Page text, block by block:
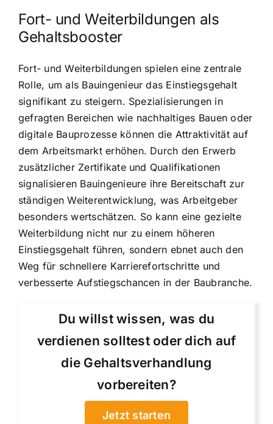
Fort- und Weiterbildungen als
Gehaltsbooster
Fort- und Weiterbildungen spielen eine zentrale
Rolle, um als Bauingenieur das Einstiegsgehalt
signifikant zu steigern. Spezialisierungen in
gefragten Bereichen wie nachhaltiges Bauen oder
digitale Bauprozesse können die Attraktivität auf
dem Arbeitsmarkt erhöhen. Durch den Erwerb
zusätzlicher Zertifikate und Qualifikationen
signalisieren Bauingenieure ihre Bereitschaft zur
ständigen Weiterentwicklung, was Arbeitgeber
besonders wertschätzen. So kann eine gezielte
Weiterbildung nicht nur zu einem höheren
Einstiegsgehalt führen, sondern ebnet auch den
Weg für schnellere Karrierefortschritte und
verbesserte Aufstiegschancen in der Baubranche.
Du willst wissen, was du
verdienen solltest oder dich auf
die Gehaltsverhandlung
vorbereiten?
Jetzt starten